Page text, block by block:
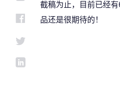
截稿为止，目前已经
品还是很期待的！